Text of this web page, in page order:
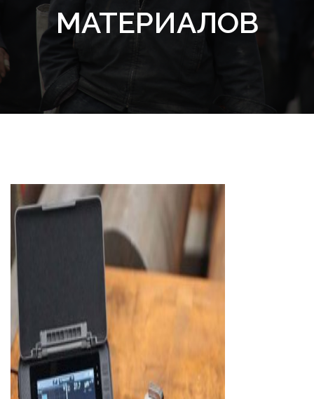
МАТЕРИАЛОВ